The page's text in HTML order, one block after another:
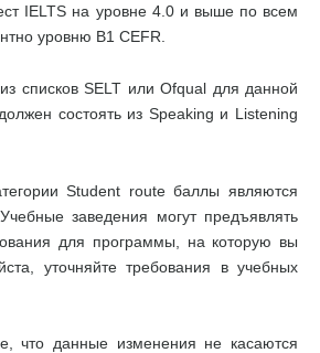
IELTS на уровне 4.0 и выше по всем
уровню В1 CEFR.
списков SELT или Ofqual для данной
состоять из Speaking и Listening
Student route баллы являются
заведения могут предъявлять
для программы, на которую вы
уточняйте требования в учебных
что данные изменения не касаются